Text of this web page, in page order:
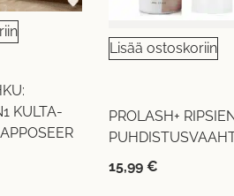
KULTA-
Lisää ostoskoriin
PROLASH+
15,99 €